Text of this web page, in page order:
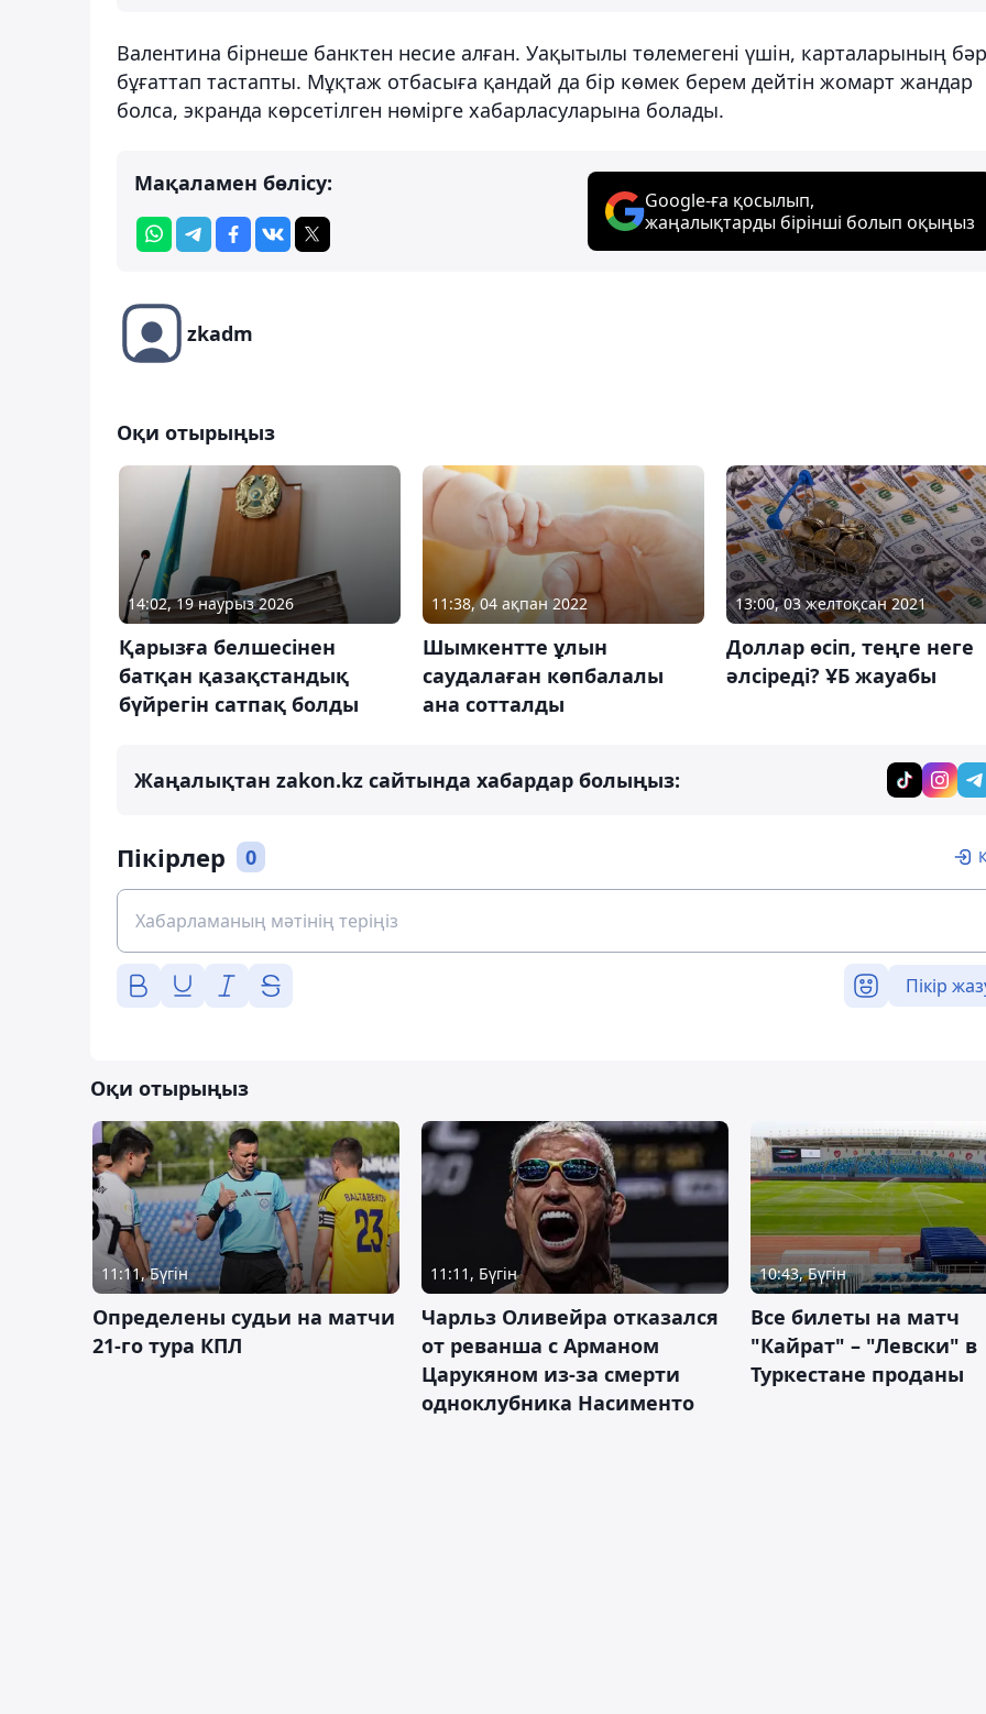
Валентина бірнеше банктен несие алған. Уақытылы төлемегені үшін, карталарының
бұғаттап тастапты. Мұқтаж отбасыға қандай да бір көмек берем дейтін жомарт жандар
болса, экранда көрсетілген нөмірге хабарласуларына болады.
Мақаламен бөлісу:
Google-ға қосылып,
жаңалықтарды бірінші болып оқыңыз
zkadm
Оқи отырыңыз
14:02, 19 наурыз 2026
Қарызға белшесінен
батқан қазақстандық
бүйрегін сатпақ болды
11:38, 04 ақпан 2022
Шымкентте ұлын
саудалаған көпбалалы
ана сотталды
13:00, 03 желтоқсан 2021
Доллар өсіп, теңге неге
әлсіреді? ҰБ жауабы
Жаңалықтан zakon.kz сайтында хабардар болыңыз:
Пікірлер 0
Пікір
Оқи отырыңыз
11:11, Бүгін
Определены судьи на матчи
21-го тура КПЛ
11:11, Бүгін
Чарльз Оливейра отказался
от реванша с Арманом
Царукяном из-за смерти
одноклубника Насименто
10:43, Бүгін
Все билеты на матч
"Кайрат" – "Левски" в
Туркестане проданы